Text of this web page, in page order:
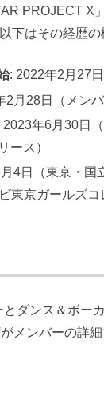
PROJECT X
下はその経歴の
: 2022年2月27日
2月28日（メンバ
2023年6月30日
ース）
4日（東京・国
東京ガールズコ
ダンス＆ボー
メンバーの詳細